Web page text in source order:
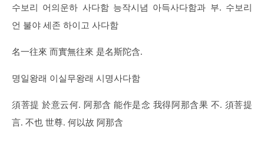
수보리 어의운하 사다함 능작시념 아득사다함과 부. 수보리
언 불야 세존 하이고 사다함
名一往來 而實無往來 是名斯陀含.
명일왕래 이실무왕래 시명사다함
須菩提 於意云何. 阿那含 能作是念 我得阿那含果 不. 須菩提
言. 不也 世尊. 何以故 阿那含